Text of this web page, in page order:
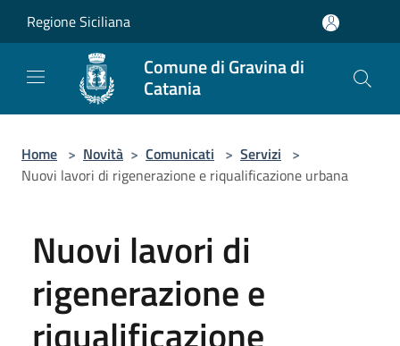
Regione Siciliana
Comune di Gravina di
Catania
Home > Novità > Comunicati > Servizi >
Nuovi lavori di rigenerazione e riqualificazione urbana
Nuovi lavori di
rigenerazione e